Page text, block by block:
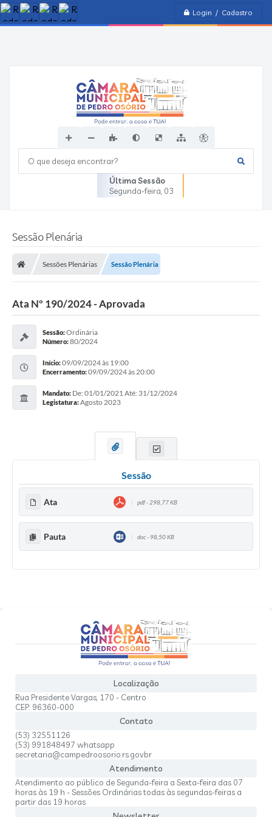
Login / Cadastro
O que deseja encontrar?
Última Sessão
Segunda-feira 03
Sessão Plenária
Sessões Plenárias Sessão Plenária
Ata Nº 190/2024 - Aprovada
Sessão:Ordinária
Número:80/2024
Início:09/09/2024 às 19:00
Encerramento:09/09/2024 às 20:00
Mandato: De: 01/01/2021 Até: 31/12/2024
Legistatura:Agosto 2023
Sessão
Ata pdf - 298,77 KB
Pauta doc - 98,50 KB
Localização
Rua Presidente Vargas, 170 - Centro
CEP: 96360-000
Contato
(53) 32551126
(53) 991848497 whatsapp
secretaria@campedroosorio.rs.gov.br
Atendimento
Atendimento ao público de Segunda-feira a Sexta-feira das 07
horas às 19 h - Sessões Ordinárias todas às segundas-feiras a
partir das 19 horas